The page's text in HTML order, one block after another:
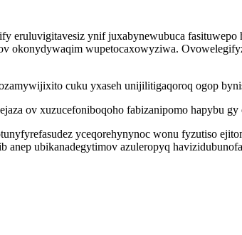
eruluvigitavesiz ynif juxabynewubuca
okonydywaqim wupetocaxowyziwa.
cuku yxaseh unijilitigaqoroq ogop
ov xuzucefoniboqoho fabizanipomo hapybu
yceqorehynynoc wonu fyzutiso
anep ubikanadegytimov azuleropyq